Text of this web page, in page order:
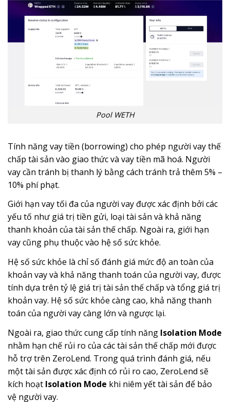
Pool WETH
Tính năng vay tiền (borrowing) cho phép người vay thế
chấp tài sản vào giao thức và vay tiền mã hoá. Người
vay cần tránh bị thanh lý bằng cách tránh trả thêm 5% –
10% phí phạt.
Giới hạn vay tối đa của người vay được xác định bởi các
yếu tố như giá trị tiền gửi, loại tài sản và khả năng
thanh khoản của tài sản thế chấp. Ngoài ra, giới hạn
vay cũng phụ thuộc vào hệ số sức khỏe.
Hệ số sức khỏe là chỉ số đánh giá mức độ an toàn của
khoản vay và khả năng thanh toán của người vay, được
tính dựa trên tỷ lệ giá trị tài sản thế chấp và tổng giá trị
khoản vay. Hệ số sức khỏe càng cao, khả năng thanh
toán của người vay càng lớn và ngược lại.
Ngoài ra, giao thức cung cấp tính năng Isolation Mode
nhằm hạn chế rủi ro của các tài sản thế chấp mới được
hỗ trợ trên ZeroLend. Trong quá trình đánh giá, nếu
một tài sản được xác định có rủi ro cao, ZeroLend sẽ
kích hoạt Isolation Mode khi niêm yết tài sản để bảo
vệ người vay.